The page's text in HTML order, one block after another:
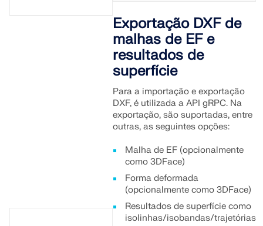
Exportação DXF de
malhas de EF e
resultados de
superfície
Para a importação e exportação
DXF, é utilizada a API gRPC. Na
exportação, são suportadas, entre
outras, as seguintes opções:
Malha de EF (opcionalmente
como 3DFace)
Forma deformada
(opcionalmente como 3DFace)
Resultados de superfície como
isolinhas/isobandas/trajetórias